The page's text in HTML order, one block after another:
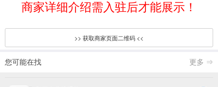
商家详细介绍需入驻后才能展示！
>> 获取商家页面二维码 <<
您可能在找 更多 ⇒